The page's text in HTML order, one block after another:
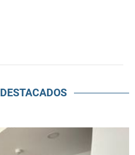
DESTACADOS